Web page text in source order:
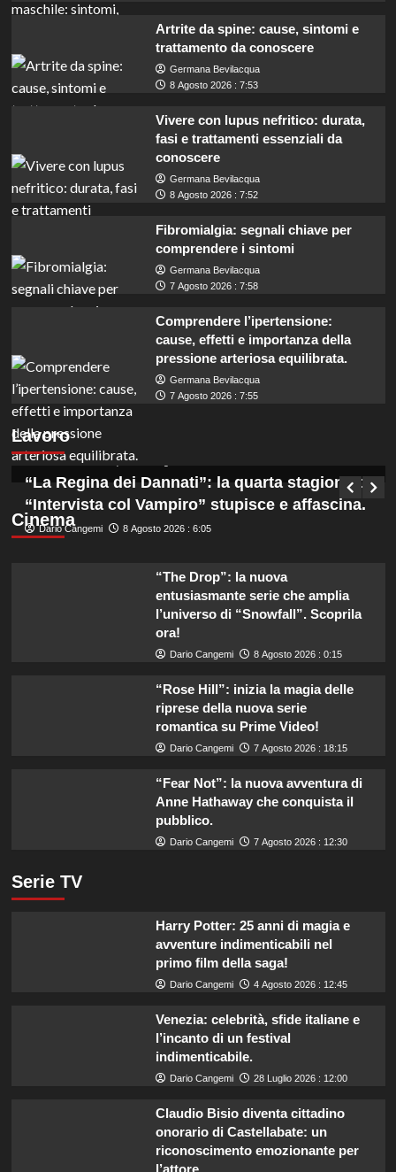
Artrite da spine: cause, sintomi e
trattamento da conoscere
Germana Bevilacqua
8 Agosto 2026 : 7:53
Vivere con lupus nefritico: durata,
fasi e trattamenti essenziali da
conoscere
Germana Bevilacqua
8 Agosto 2026 : 7:52
Fibromialgia: segnali chiave per
comprendere i sintomi
Germana Bevilacqua
7 Agosto 2026 : 7:58
Comprendere l’ipertensione:
cause, effetti e importanza della
pressione arteriosa equilibrata.
Germana Bevilacqua
7 Agosto 2026 : 7:55
Lavoro
Marche: opportunità di lavoro per coadiutori
amministrativi con licenza media disponibile
subito!
Germana Bevilacqua
Cinema
“La Regina dei Dannati”: la quarta stagione di
“Intervista col Vampiro” stupisce e affascina.
Dario Cangemi 8 Agosto 2026 : 6:05
“The Drop”: la nuova
entusiasmante serie che amplia
l’universo di “Snowfall”. Scoprila
ora!
Dario Cangemi 8 Agosto 2026 : 0:15
“Rose Hill”: inizia la magia delle
riprese della nuova serie
romantica su Prime Video!
Dario Cangemi 7 Agosto 2026 : 18:15
“Fear Not”: la nuova avventura di
Anne Hathaway che conquista il
pubblico.
Dario Cangemi 7 Agosto 2026 : 12:30
Serie TV
Harry Potter: 25 anni di magia e
avventure indimenticabili nel
primo film della saga!
Dario Cangemi 4 Agosto 2026 : 12:45
Venezia: celebrità, sfide italiane e
l’incanto di un festival
indimenticabile.
Dario Cangemi 28 Luglio 2026 : 12:00
Claudio Bisio diventa cittadino
onorario di Castellabate: un
riconoscimento emozionante per
l’attore.